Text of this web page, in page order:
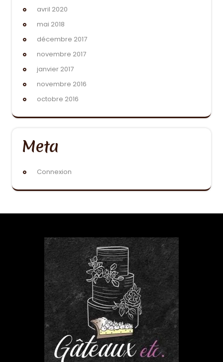
avril 2020
mai 2018
décembre 2017
novembre 2017
janvier 2017
novembre 2016
octobre 2016
Meta
Connexion